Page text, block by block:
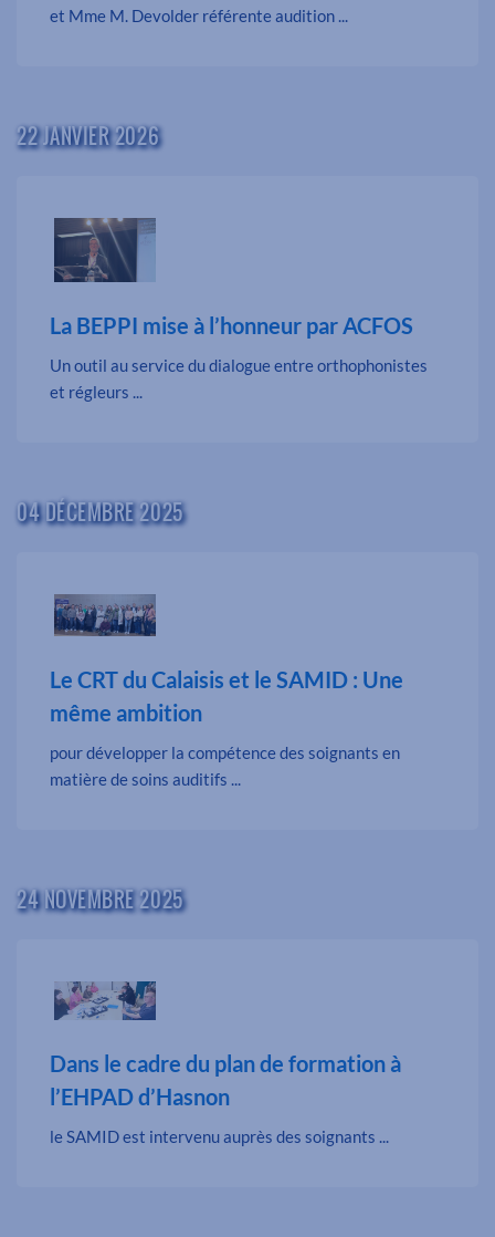
et Mme M. Devolder référente audition ...
22 JANVIER 2026
La BEPPI mise à l’honneur par ACFOS
Un outil au service du dialogue entre orthophonistes
et régleurs ...
04 DÉCEMBRE 2025
Le CRT du Calaisis et le SAMID : Une
même ambition
pour développer la compétence des soignants en
matière de soins auditifs ...
24 NOVEMBRE 2025
Dans le cadre du plan de formation à
l’EHPAD d’Hasnon
le SAMID est intervenu auprès des soignants ...